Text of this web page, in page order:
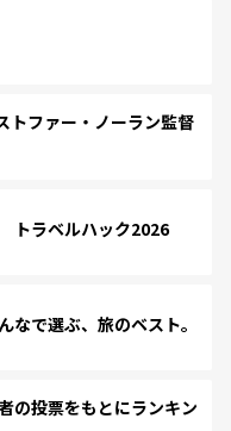
ファー・ノーラン監督
トラベルハック2026
で選ぶ、旅のベスト。
の投票をもとにランキン